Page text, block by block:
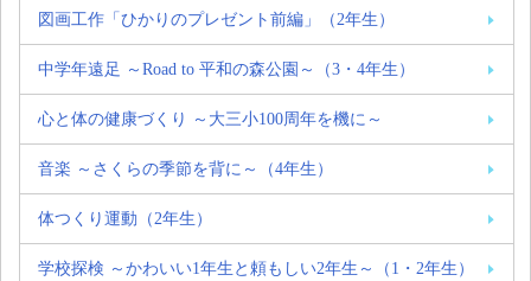
図画工作「ひかりのプレゼント前編」（2年生）
中学年遠足 ～Road to 平和の森公園～（3・4年生）
心と体の健康づくり ～大三小100周年を機に～
音楽 ～さくらの季節を背に～（4年生）
体つくり運動（2年生）
学校探検 ～かわいい1年生と頼もしい2年生～（1・2年生）